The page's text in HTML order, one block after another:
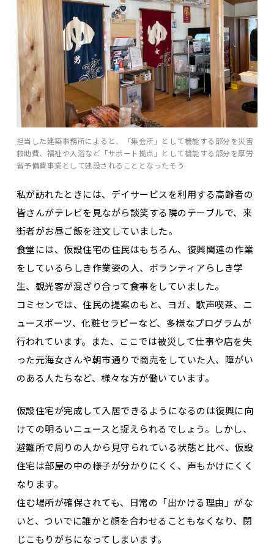
担当した建築事務所によると、「集会所」として機能する部分を災害
救助費、福祉や入浴など「サポート拠点」として機能する部分を厚労
省予備費事業として建設されることとなったそう
私が訪れたときには、デイサービスを利用する高齢者の
皆さんがテレビを見ながら談笑する隣のテーブルで、来
街者がお昼ご飯を注文していました。
食堂には、仮設住宅の住民はもちろん、復興関連の作業
をしているらしき作業姿の人、ボランティアらしき学
生、観光客が混ざり合って食事をしていました。
コミセンでは、住民の提案のもと、ヨガ、歌声喫茶、ニ
ュースポーツ、化粧セラピーなど、多様なプログラムが
行われています。また、ここでは被災して仕事や店を失
った元海女さんや朝市通りで商売をしていた人、障がい
のある人たちなど、様々な方が働いています。
仮設住宅が完成して入居できるようになるのは復興に向
けての明るいニュースと捉えられるでしょう。しかし、
避難所で周りの人から見守られている状態と比べ、仮設
住宅は部屋の中の様子が分かりにくく、声もかけにくく
なります。
住む場所が確保されても、日常の「出かける理由」がな
いと、ついでに誰かと顔を合わせることもなくなり、閉
じこもりがちになってしまいます。